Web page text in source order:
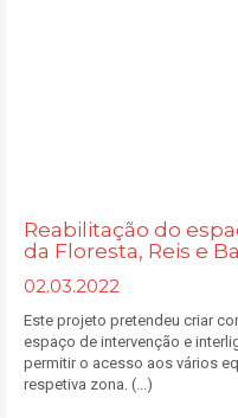
Reabilitação do
da Floresta, Reis e
02.03.2022
Este projeto pretendeu criar
espaço de intervenção e
permitir o acesso aos vários
respetiva zona. (...)